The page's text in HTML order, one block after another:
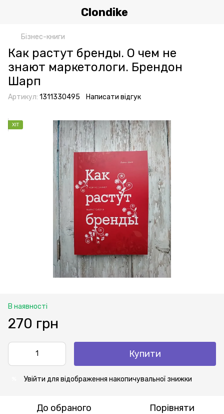
Clondike
Бізнес-книги
Как растут бренды. О чем не
знают маркетологи. Брендон
Шарп
Артикул: 1311330495 Написати відгук
ХІТ
В наявності
270 грн
Купити
Увійти для відображення накопичувальної знижки
До обраного Порівняти